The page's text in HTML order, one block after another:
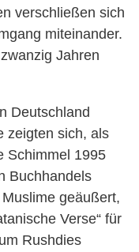
verschließen sich
miteinander.
Jahren
Deutschland
zeigten sich, als
Schimmel 1995
Buchhandels
geäußert,
Verse“ für
Rushdies